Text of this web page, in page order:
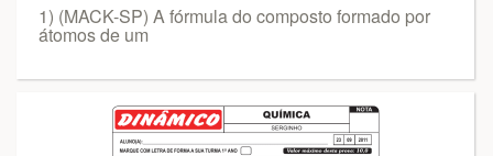
1) (MACK-SP) A fórmula do composto formado por
átomos de um